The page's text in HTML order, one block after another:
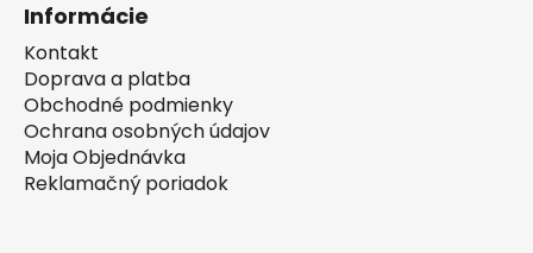
Informácie
Kontakt
Doprava a platba
Obchodné podmienky
Ochrana osobných údajov
Moja Objednávka
Reklamačný poriadok